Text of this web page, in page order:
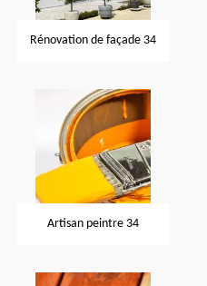
Rénovation de façade 34
Artisan peintre 34